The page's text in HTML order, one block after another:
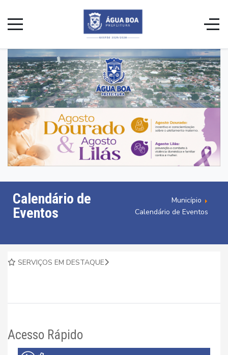
Calendário de
Eventos
Município
Calendário de Eventos
SERVIÇOS EM DESTAQUE
Acesso Rápido